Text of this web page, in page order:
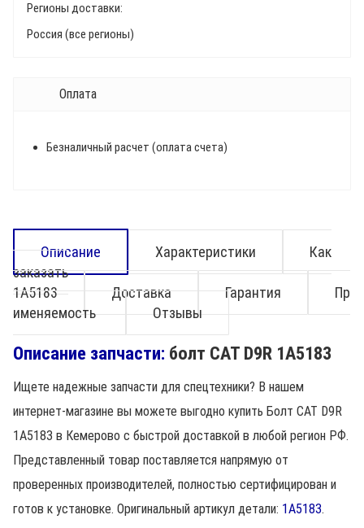
Регионы доставки:
Россия (все регионы)
Оплата
Безналичный расчет (оплата счета)
Описание Характеристики
Как
заказать
1A5183
Доставка Гарантия
Пр
именяемость
Отзывы
Описание запчасти: болт CAT D9R 1A5183
Ищете надежные запчасти для спецтехники? В нашем
интернет-магазине вы можете выгодно купить Болт CAT D9R
1A5183 в Кемерово с быстрой доставкой в любой регион РФ.
Представленный товар поставляется напрямую от
проверенных производителей, полностью сертифицирован и
готов к установке. Оригинальный артикул детали: 1A5183.